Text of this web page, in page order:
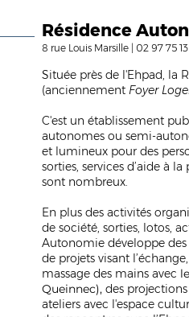
Résidence
8 rue Louis Marsille | 02 97 75 13
Située près de l'Ehpad, la
(anciennement Foyer
C'est un établissement
autonomes ou semi-
et lumineux pour des
sorties, services d’aide à
sont nombreux.
En plus des activités
de société, sorties, lotos,
Autonomie développe
de projets visant
massage des mains avec le
Queinnec), des projections
ateliers avec l'espace